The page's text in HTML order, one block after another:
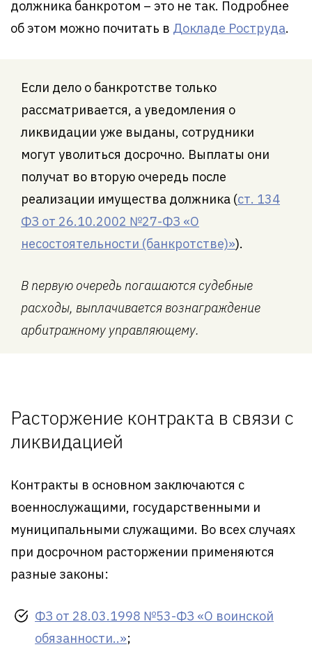
должника банкротом – это не так. Подробнее
об этом можно почитать в Докладе Роструда.
Если дело о банкротстве только
рассматривается, а уведомления о
ликвидации уже выданы, сотрудники
могут уволиться досрочно. Выплаты они
получат во вторую очередь после
реализации имущества должника (ст. 134
ФЗ от 26.10.2002 №27-ФЗ «О
несостоятельности (банкротстве)»).
В первую очередь погашаются судебные
расходы, выплачивается вознаграждение
арбитражному управляющему.
Расторжение контракта в связи с
ликвидацией
Контракты в основном заключаются с
военнослужащими, государственными и
муниципальными служащими. Во всех случаях
при досрочном расторжении применяются
разные законы:
ФЗ от 28.03.1998 №53-ФЗ «О воинской
обязанности..»;